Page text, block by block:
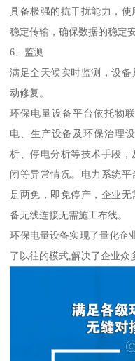
具备极强的抗干扰能力，
稳定传输，确保数据的稳定
6、监测
满足全天候实时监测，设
动修复。
环保电量设备平台依托物
电、生产设备及环保治理
析、停电分析等技术手段
闭等异常情况。电力系统
是两免，即免停产，企业
备无线连接无需施工布线。
环保电量设备实现了量化企
了以往的模式,解决了企业众